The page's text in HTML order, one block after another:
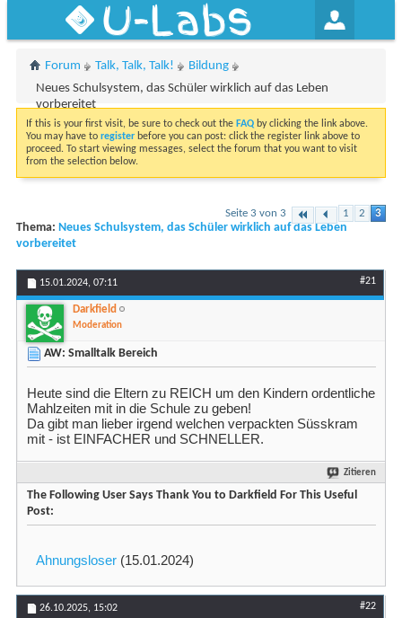
U-Labs
Forum Talk, Talk, Talk!
Bildung
Neues Schulsystem, das Schüler wirklich auf das Leben
vorbereitet
If this is your first visit, be sure to check out the FAQ by clicking the link above.
You may have to register before you can post: click the register link above to
proceed. To start viewing messages, select the forum that you want to visit
from the selection below.
Seite 3 von 3 1 2 3
Thema: Neues Schulsystem, das Schüler wirklich auf das Leben
vorbereitet
15.01.2024, 07:11 #21
Darkfield
Moderation
AW: Smalltalk Bereich
Heute sind die Eltern zu REICH um den Kindern ordentliche
Mahlzeiten mit in die Schule zu geben!
Da gibt man lieber irgend welchen verpackten Süsskram
mit - ist EINFACHER und SCHNELLER.
Zitieren
The Following User Says Thank You to Darkfield For This Useful
Post:
Ahnungsloser (15.01.2024)
26.10.2025, 15:02 #22